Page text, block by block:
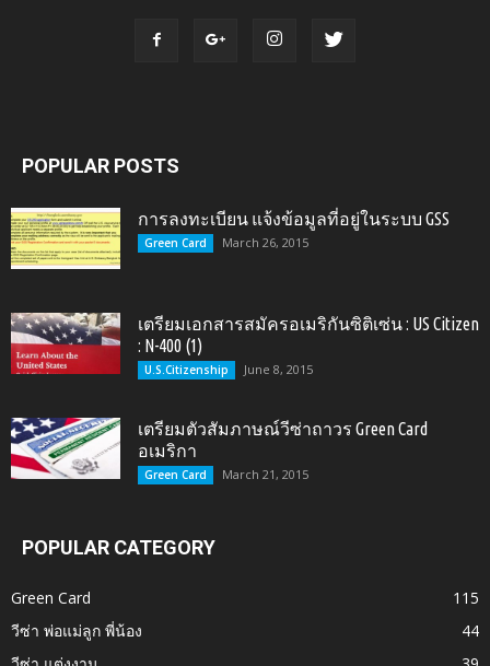
POPULAR POSTS
การลงทะเบียน แจ้งข้อมูลที่อยู่ในระบบ GSS
Green Card March 26, 2015
เตรียมเอกสารสมัครอเมริกันซิติเซ่น : US Citizen
: N-400 (1)
U.S.Citizenship June 8, 2015
เตรียมตัวสัมภาษณ์วีซ่าถาวร Green Card
อเมริกา
Green Card March 21, 2015
POPULAR CATEGORY
Green Card
115
วีซ่า พ่อแม่ลูก พี่น้อง
44